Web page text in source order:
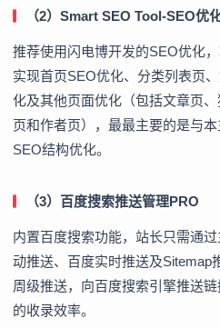
（2）Smart SEO Tool-SEO优
推荐使用闪电博开发的SEO优化
实现首页SEO优化、分类列表页
化及其他页面优化（包括文章页
页和作者页），最最主要的是与
SEO结构优化。
（3）百度搜索推送管理PRO
内置百度搜索功能，站长只需通
动推送、百度实时推送及Sitemap
周级推送，向百度搜索引擎推送
的收录效率。